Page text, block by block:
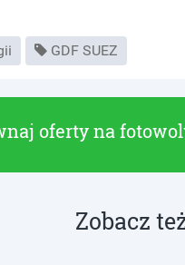
GDF SUEZ
oferty na
Zobacz